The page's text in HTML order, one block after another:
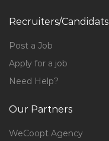
Recruiters/Candidats
Post a Job
Apply for a job
Need Help?
Our Partners
WeCoopt Agency